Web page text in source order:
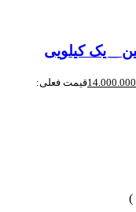
14.000.000قیمت فعلی:
)